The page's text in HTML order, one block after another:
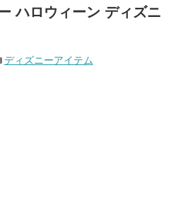
ハロウィーン ディズニ
ディズニーアイテム